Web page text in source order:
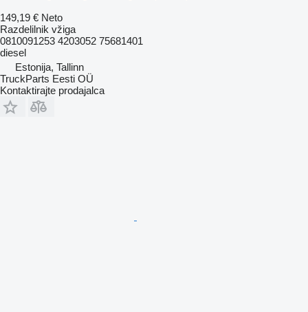
149,19 € Neto
Razdelilnik vžiga
0810091253 4203052 75681401
diesel
Estonija, Tallinn
TruckParts Eesti OÜ
Kontaktirajte prodajalca